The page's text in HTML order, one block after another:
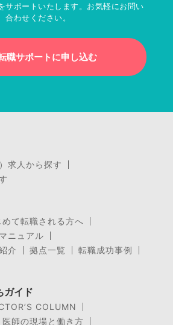
サポートいたします。お気軽にお問い
合わせください。
職サポートに申し込む
求人から探す
めて転職される方へ
ニュアル
介
拠点一覧
転職成功事例
ガイド
COLUMN
医師の現場と働き方